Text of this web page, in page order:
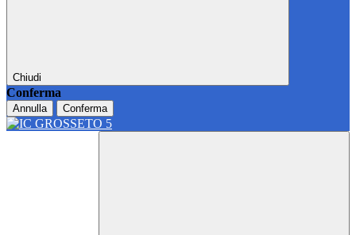
Chiudi
Conferma
Annulla Conferma